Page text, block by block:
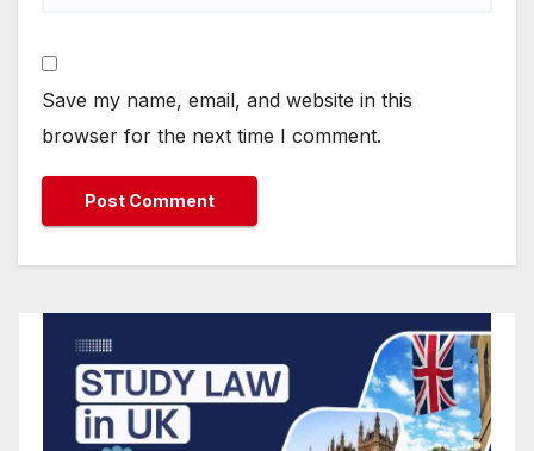
Save my name, email, and website in this
browser for the next time I comment.